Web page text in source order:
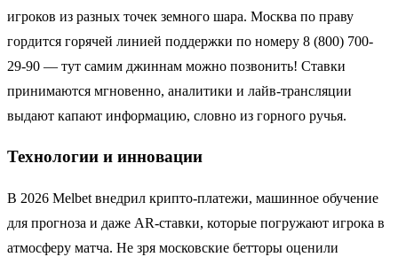
игроков из разных точек земного шара. Москва по праву
гордится горячей линией поддержки по номеру 8 (800) 700-
29-90 — тут самим джиннам можно позвонить! Ставки
принимаются мгновенно, аналитики и лайв-трансляции
выдают капают информацию, словно из горного ручья.
Технологии и инновации
В 2026 Melbet внедрил крипто-платежи, машинное обучение
для прогноза и даже AR-ставки, которые погружают игрока в
атмосферу матча. Не зря московские бетторы оценили